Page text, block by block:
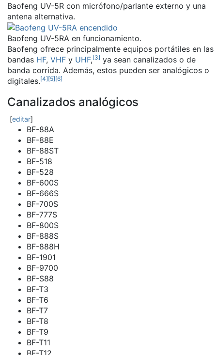
Baofeng UV-5R con micrófono/parlante externo y una
antena alternativa.
Baofeng UV-5RA en funcionamiento.
Baofeng ofrece principalmente equipos portátiles en las
bandas HF, VHF y UHF,[3] ​ ya sean canalizados o de
banda corrida. Además, estos pueden ser analógicos o
digitales.[4][5][6]
Canalizados analógicos
[editar]
BF-88A
BF-88E
BF-88ST
BF-518
BF-528
BF-600S
BF-666S
BF-700S
BF-777S
BF-800S
BF-888S
BF-888H
BF-1901
BF-9700
BF-S88
BF-T3
BF-T6
BF-T7
BF-T8
BF-T9
BF-T11